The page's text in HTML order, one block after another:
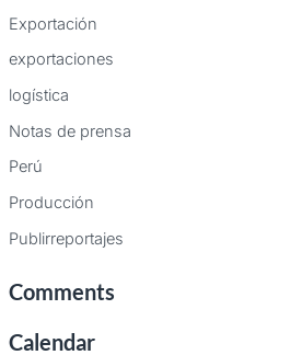
Exportación
exportaciones
logística
Notas de prensa
Perú
Producción
Publirreportajes
Comments
Calendar